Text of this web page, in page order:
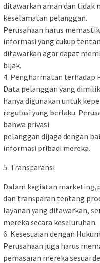
ditawarkan aman dan tidak
keselamatan pelanggan.
Perusahaan harus
informasi yang cukup
ditawarkan agar dapat
bijak.
4. Penghormatan terhadap
Data pelanggan yang
hanya digunakan untuk
regulasi yang berlaku.
bahwa privasi
pelanggan dijaga dengan
informasi pribadi mereka.
5. Transparansi
Dalam kegiatan
dan transparan tentang
layanan yang ditawarkan,
mereka secara keseluruhan.
6. Kesesuaian dengan
Perusahaan juga harus
pemasaran mereka sesuai